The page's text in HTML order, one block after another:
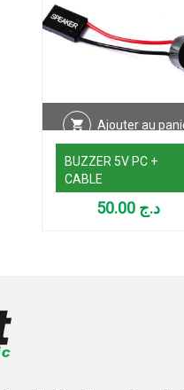
Ajouter au
BUZZER 5V PC +
CABLE
د.ج 50.00